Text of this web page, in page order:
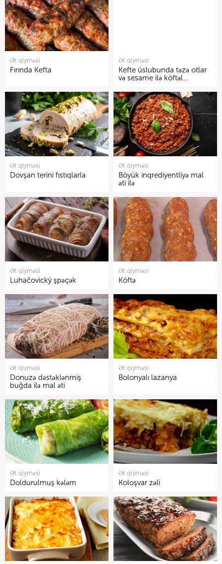
Ət qiyməsi
Fırında Kefta
Ət qiyməsi
Kefte üslubunda təzə otlar
və sesame ilə köftəl…
Ət qiyməsi
Dovşan terini fıstıqlarla
Ət qiyməsi
Böyük inqrediyentliyə mal
əti ilə
Ət qiyməsi
Luhačovický şpəçək
Ət qiyməsi
Köftə
Ət qiyməsi
Donuzə dəstəklənmiş
buğda ilə mal əti
Ət qiyməsi
Bolonyalı lazanya
Ət qiyməsi
Doldurulmuş kələm
Ət qiyməsi
Koloşvar zəli